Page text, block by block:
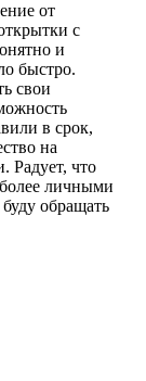
от
с
и
быстро.
свои
в срок,
на
Радует, что
личными
обращать